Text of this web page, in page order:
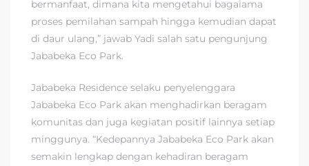
bermanfaat, dimana kita mengetahui bagaiama
proses pemilahan sampah hingga kemudian dapat
di daur ulang,” jawab Yadi salah satu pengunjung
Jababeka Eco Park.
Jababeka Residence selaku penyelenggara
Jababeka Eco Park akan menghadirkan beragam
komunitas dan juga kegiatan positif lainnya setiap
minggunya. “Kedepannya Jababeka Eco Park akan
semakin lengkap dengan kehadiran beragam